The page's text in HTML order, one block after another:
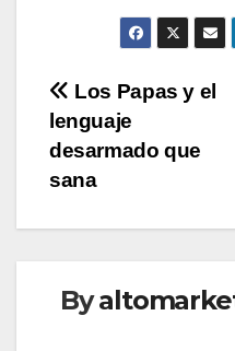
Navegación
de
entradas
Los Papas y el
lenguaje
desarmado que
sana
By